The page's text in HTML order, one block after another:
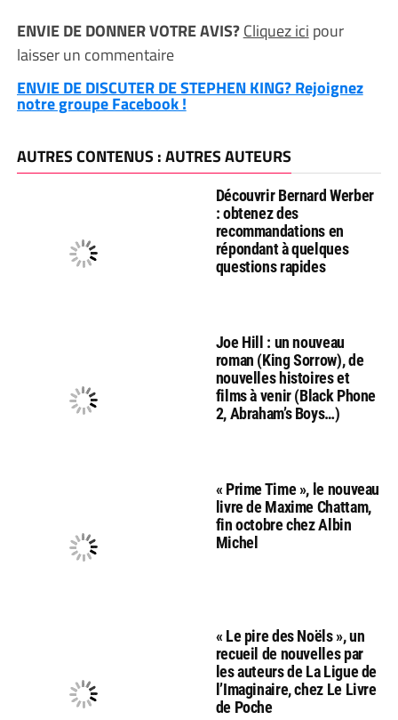
ENVIE DE DONNER VOTRE AVIS?Cliquez ici pour
laisser un commentaire
ENVIE DE DISCUTER DE STEPHEN KING? Rejoignez
notre groupe Facebook !
AUTRES CONTENUS : AUTRES AUTEURS
Découvrir Bernard Werber
: obtenez des
recommandations en
répondant à quelques
questions rapides
Joe Hill : un nouveau
roman (King Sorrow), de
nouvelles histoires et
films à venir (Black Phone
2, Abraham’s Boys…)
« Prime Time », le nouveau
livre de Maxime Chattam,
fin octobre chez Albin
Michel
« Le pire des Noëls », un
recueil de nouvelles par
les auteurs de La Ligue de
l’Imaginaire, chez Le Livre
de Poche